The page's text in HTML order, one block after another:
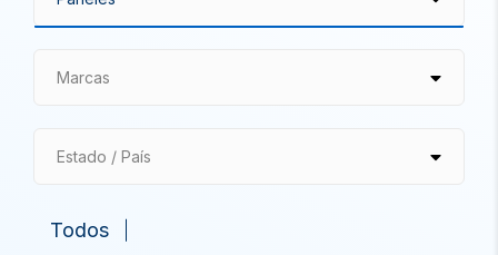
Marcas
Estado / País
Todos